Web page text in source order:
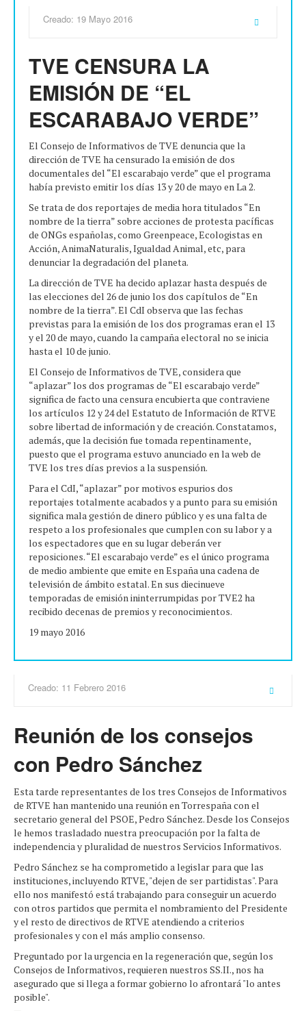
Creado: 19 Mayo 2016
TVE CENSURA LA
EMISIÓN DE “EL
ESCARABAJO VERDE”
El Consejo de Informativos de TVE denuncia que la
dirección de TVE ha censurado la emisión de dos
documentales del “El escarabajo verde” que el programa
había previsto emitir los días 13 y 20 de mayo en La 2.
Se trata de dos reportajes de media hora titulados “En
nombre de la tierra” sobre acciones de protesta pacíficas
de ONGs españolas, como Greenpeace, Ecologistas en
Acción, AnimaNaturalis, Igualdad Animal, etc, para
denunciar la degradación del planeta.
La dirección de TVE ha decido aplazar hasta después de
las elecciones del 26 de junio los dos capítulos de “En
nombre de la tierra”. El CdI observa que las fechas
previstas para la emisión de los dos programas eran el 13
y el 20 de mayo, cuando la campaña electoral no se inicia
hasta el 10 de junio.
El Consejo de Informativos de TVE, considera que
“aplazar” los dos programas de “El escarabajo verde”
significa de facto una censura encubierta que contraviene
los artículos 12 y 24 del Estatuto de Información de RTVE
sobre libertad de información y de creación. Constatamos,
además, que la decisión fue tomada repentinamente,
puesto que el programa estuvo anunciado en la web de
TVE los tres días previos a la suspensión.
Para el CdI, “aplazar” por motivos espurios dos
reportajes totalmente acabados y a punto para su emisión
significa mala gestión de dinero público y es una falta de
respeto a los profesionales que cumplen con su labor y a
los espectadores que en su lugar deberán ver
reposiciones. “El escarabajo verde” es el único programa
de medio ambiente que emite en España una cadena de
televisión de ámbito estatal. En sus diecinueve
temporadas de emisión ininterrumpidas por TVE2 ha
recibido decenas de premios y reconocimientos.
19 mayo 2016
Creado: 11 Febrero 2016
Reunión de los consejos
con Pedro Sánchez
Esta tarde representantes de los tres Consejos de Informativos
de RTVE han mantenido una reunión en Torrespaña con el
secretario general del PSOE, Pedro Sánchez. Desde los Consejos
le hemos trasladado nuestra preocupación por la falta de
independencia y pluralidad de nuestros Servicios Informativos.
Pedro Sánchez se ha comprometido a legislar para que las
instituciones, incluyendo RTVE, "dejen de ser partidistas". Para
ello nos manifestó está trabajando para conseguir un acuerdo
con otros partidos que permita el nombramiento del Presidente
y el resto de directivos de RTVE atendiendo a criterios
profesionales y con el más amplio consenso.
Preguntado por la urgencia en la regeneración que, según los
Consejos de Informativos, requieren nuestros SS.II., nos ha
asegurado que si llega a formar gobierno lo afrontará "lo antes
posible".